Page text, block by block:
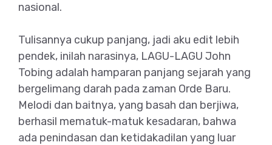
nasional.
Tulisannya cukup panjang, jadi aku edit lebih
pendek, inilah narasinya, LAGU-LAGU John
Tobing adalah hamparan panjang sejarah yang
bergelimang darah pada zaman Orde Baru.
Melodi dan baitnya, yang basah dan berjiwa,
berhasil mematuk-matuk kesadaran, bahwa
ada penindasan dan ketidakadilan yang luar